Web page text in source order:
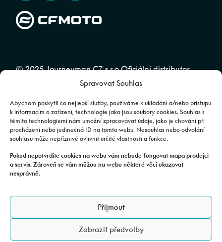
Spravovat Souhlas
Abychom poskytli co nejlepší služby, používáme k ukládání a/nebo přístupu
k informacím o zařízení, technologie jako jsou soubory cookies. Souhlas s
těmito technologiemi nám umožní zpracovávat údaje, jako je chování při
procházení nebo jedinečná ID na tomto webu. Nesouhlas nebo odvolání
souhlasu může nepříznivě ovlivnit určité vlastnosti a funkce.
Pokud nepotvrdíte cookies na webu vám nebude fungovat mapa prodejci
a servis. Zároveň se vám můžou na webu některé věci ukazovat
nesprávně.
Příjmout
Zobrazit předvolby
© 2025 Journeyman CZ s.r.o Oficiální distributor
značky CFMOTO pro ČR a SR | Web spravuje
Team
Fotografie mají pouze ilustrativní charakter. Výbava, barevné
kombinace apod. se mohou lišit. Pro upřesnění kontaktujte svého
prodejce. | Veškeré zobrazené informace mají pouze informativní
charakter a nejsou nabídkou ve smyslu ustanovení §1732 odst. 2
zákona č. 89/2012 Sb., občanského zákoníku.
JOURNEYMAN CZ s.r.o. | Podjavorinské 1606/16, Chodov, 149 00
Praha 4 | IČO: 24843920, DIČ: CZ24843920 | Spisová značka: C
Adresa provozovny: Všechromy 75, 25163 Stránčice.